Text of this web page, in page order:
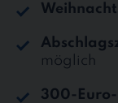
möglich
300-